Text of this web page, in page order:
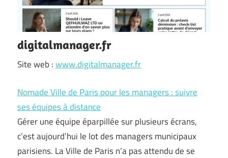
digitalmanager.fr
Site web :www.digitalmanager.fr
Nomade Ville de Paris pour les managers : suivre
ses équipes à distance
Gérer une équipe éparpillée sur plusieurs écrans,
c’est aujourd’hui le lot des managers municipaux
parisiens. La Ville de Paris n’a pas attendu de se